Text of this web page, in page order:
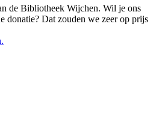
de Bibliotheek Wijchen. Wil je ons
donatie? Dat zouden we zeer op prijs